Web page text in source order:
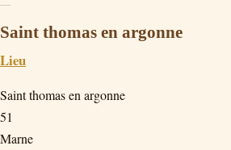
Saint thomas en argonne
Lieu
Saint thomas en argonne
51
Marne